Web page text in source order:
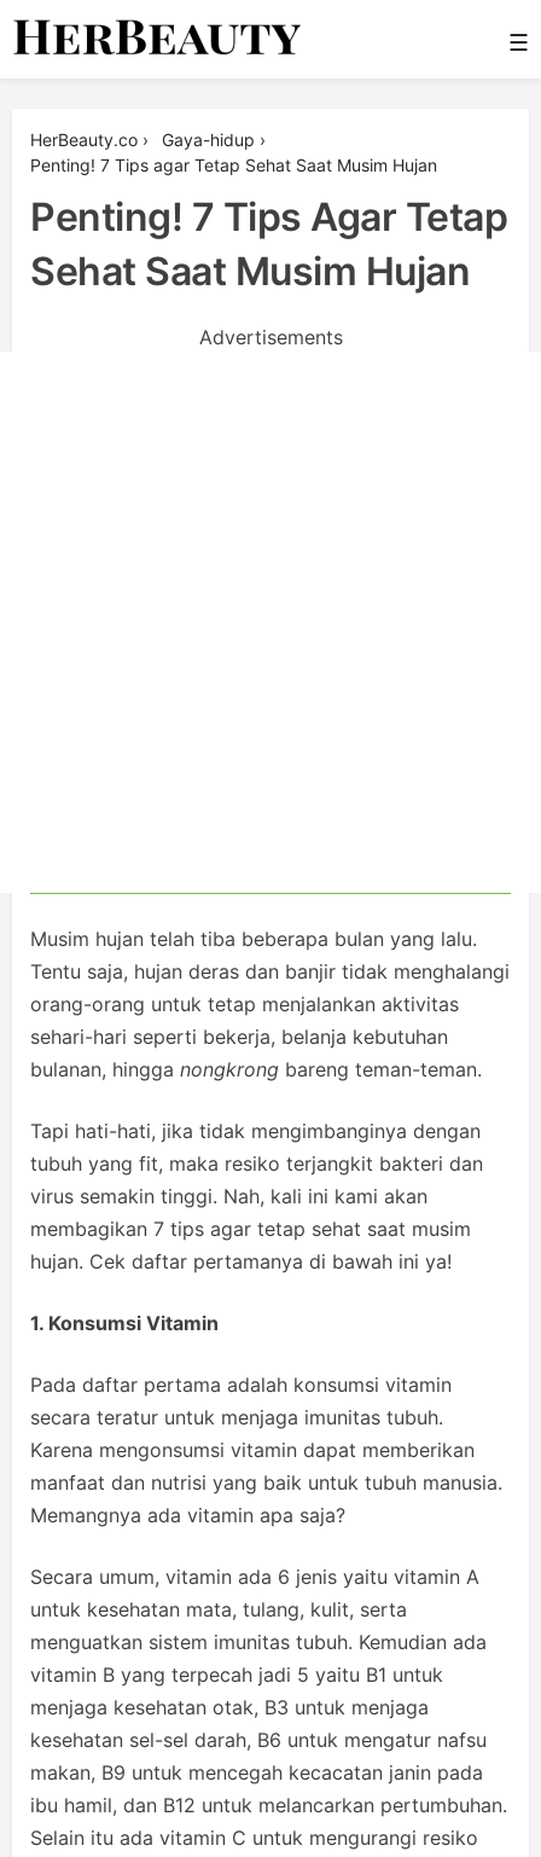
Skip
☰
HerBeauty.co › Gaya-hidup ›
Penting! 7 Tips agar Tetap Sehat Saat Musim Hujan
Penting! 7 Tips Agar Tetap
Sehat Saat Musim Hujan
Advertisements
Musim hujan telah tiba beberapa bulan yang lalu.
Tentu saja, hujan deras dan banjir tidak menghalangi
orang-orang untuk tetap menjalankan aktivitas
sehari-hari seperti bekerja, belanja kebutuhan
bulanan, hingga nongkrong bareng teman-teman.
Tapi hati-hati, jika tidak mengimbanginya dengan
tubuh yang fit, maka resiko terjangkit bakteri dan
virus semakin tinggi. Nah, kali ini kami akan
membagikan 7 tips agar tetap sehat saat musim
hujan. Cek daftar pertamanya di bawah ini ya!
1. Konsumsi Vitamin
Pada daftar pertama adalah konsumsi vitamin
secara teratur untuk menjaga imunitas tubuh.
Karena mengonsumsi vitamin dapat memberikan
manfaat dan nutrisi yang baik untuk tubuh manusia.
Memangnya ada vitamin apa saja?
Secara umum, vitamin ada 6 jenis yaitu vitamin A
untuk kesehatan mata, tulang, kulit, serta
menguatkan sistem imunitas tubuh. Kemudian ada
vitamin B yang terpecah jadi 5 yaitu B1 untuk
menjaga kesehatan otak, B3 untuk menjaga
kesehatan sel-sel darah, B6 untuk mengatur nafsu
makan, B9 untuk mencegah kecacatan janin pada
ibu hamil, dan B12 untuk melancarkan pertumbuhan.
Selain itu ada vitamin C untuk mengurangi resiko